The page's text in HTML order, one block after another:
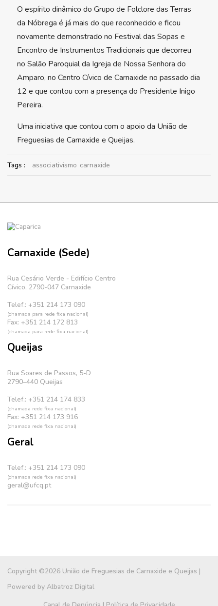
O espírito dinâmico do Grupo de Folclore das Terras
da Nóbrega é já mais do que reconhecido e ficou
novamente demonstrado no Festival das Sopas e
Encontro de Instrumentos Tradicionais que decorreu
no Salão Paroquial da Igreja de Nossa Senhora do
Amparo, no Centro Cívico de Carnaxide no passado dia
12 e que contou com a presença do Presidente Inigo
Pereira.
Uma iniciativa que contou com o apoio da União de
Freguesias de Carnaxide e Queijas.
Tags : associativismo carnaxide
Carnaxide (Sede)
Rua Cesário Verde - Edifício Centro
Cívico, 2790-047 Carnaxide
Telef.: +351 214 173 090
(chamada para rede fixa nacional)
Fax: +351 214 172 813
(chamada para rede fixa nacional)
Queijas
Rua Soares de Passos, 5-D
2790–440 Queijas
Telef.: +351 214 174 833
(chamada rede fixa nacional)
Fax: +351 214 173 916
(chamada rede fixa nacional)
Geral
Telef.: +351 214 173 090
(chamada rede fixa nacional)
geral@ufcq.pt
Copyright ©2026 União de Freguesias de Carnaxide e Queijas |
Powered by Albatroz Digital